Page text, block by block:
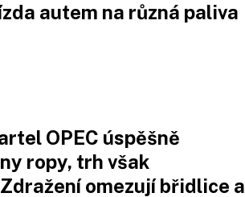
autem na různá paliva
OPEC úspěšně
ropy, trh však
omezují břidlice a